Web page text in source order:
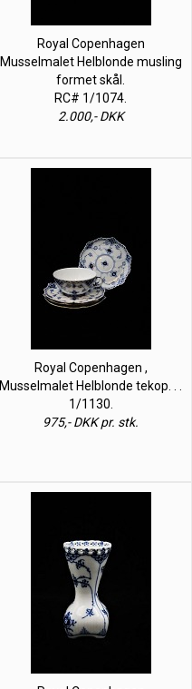
Royal Copenhagen
Musselmalet Helblonde musling
formet skål.
RC# 1/1074.
2.000,- DKK
Royal Copenhagen ,
Musselmalet Helblonde tekop. . .
1/1130.
975,- DKK pr. stk.